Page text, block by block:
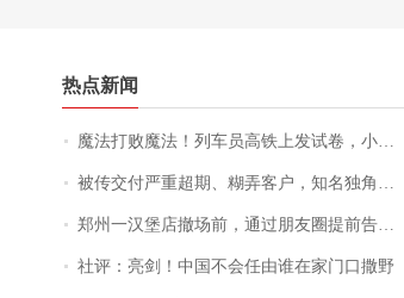
热点新闻
魔法打败魔法！列车员高铁上发试卷，小朋友一秒静音，12306回应：列车员个人行为，不是铁路规定
被传交付严重超期、糊弄客户，知名独角兽车企创始人回应：都没证据，将依法采取措施，“本人长期与美国交管局保持沟通，对方表示肯定”
郑州一汉堡店撤场前，通过朋友圈提前告知逐一退费，有顾客仅剩1元也全被退回，分文不少；顾客：言而有信，让人感动
社评：亮剑！中国不会任由谁在家门口撒野